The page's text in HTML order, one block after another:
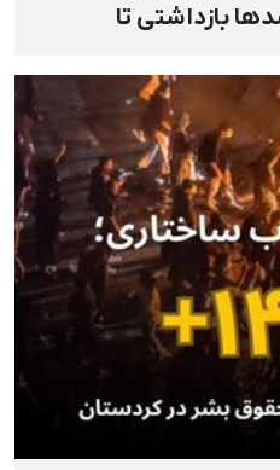
از صدها بازداشتی تا